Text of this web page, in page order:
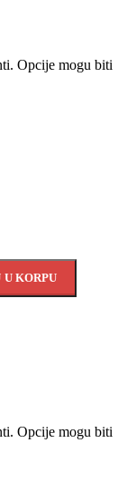
Opcije mogu biti
U KORPU
Opcije mogu biti